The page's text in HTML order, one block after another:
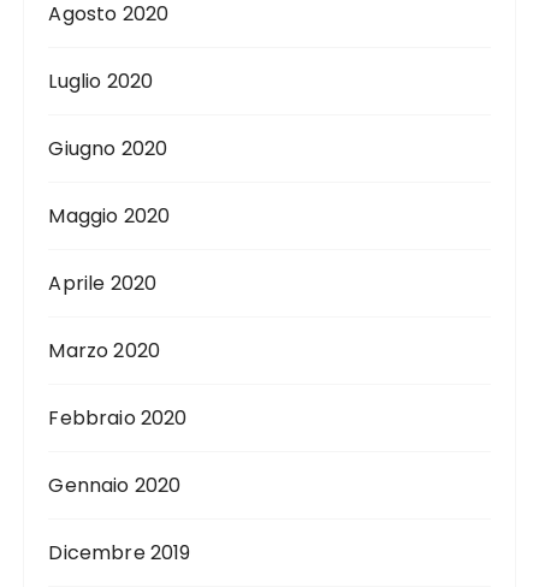
Agosto 2020
Luglio 2020
Giugno 2020
Maggio 2020
Aprile 2020
Marzo 2020
Febbraio 2020
Gennaio 2020
Dicembre 2019